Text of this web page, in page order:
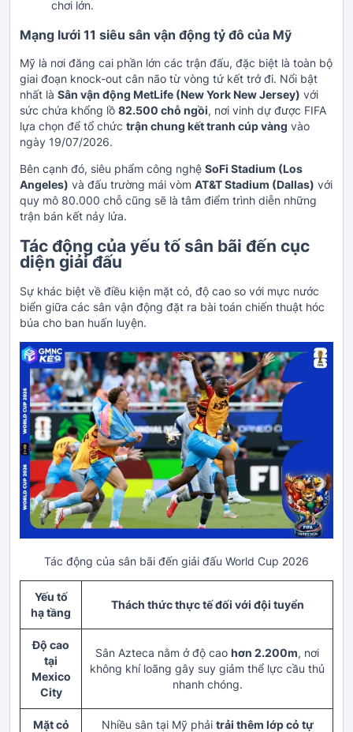
chơi lớn.
Mạng lưới 11 siêu sân vận động tỷ đô của Mỹ
Mỹ là nơi đăng cai phần lớn các trận đấu, đặc biệt là toàn bộ
giai đoạn knock-out cân não từ vòng tứ kết trở đi. Nổi bật
nhất là Sân vận động MetLife (New York New Jersey) với
sức chứa khổng lồ 82.500 chỗ ngồi, nơi vinh dự được FIFA
lựa chọn để tổ chức trận chung kết tranh cúp vàng vào
ngày 19/07/2026.
Bên cạnh đó, siêu phẩm công nghệ SoFi Stadium (Los
Angeles) và đấu trường mái vòm AT&T Stadium (Dallas) với
quy mô 80.000 chỗ cũng sẽ là tâm điểm trình diễn những
trận bán kết nảy lửa.
Tác động của yếu tố sân bãi đến cục
diện giải đấu
Sự khác biệt về điều kiện mặt cỏ, độ cao so với mực nước
biển giữa các sân vận động đặt ra bài toán chiến thuật hóc
búa cho ban huấn luyện.
Tác động của sân bãi đến giải đấu World Cup 2026
Yếu tố
hạ tầng
Thách thức thực tế đối với đội tuyển
Độ cao
tại
Mexico
City
Sân Azteca nằm ở độ cao hơn 2.200m, nơi
không khí loãng gây suy giảm thể lực cầu thủ
nhanh chóng.
Mặt cỏ
Nhiều sân tại Mỹ phải trải thêm lớp cỏ tự